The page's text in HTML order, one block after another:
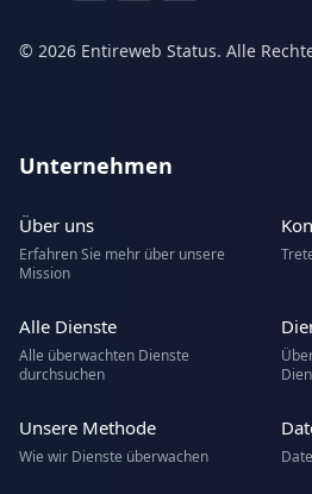
© 2026 Entireweb Status. Alle
Unternehmen
Über uns
Erfahren Sie mehr über unsere
Mission
Alle Dienste
Alle überwachten Dienste
durchsuchen
Unsere Methode
Wie wir Dienste überwachen